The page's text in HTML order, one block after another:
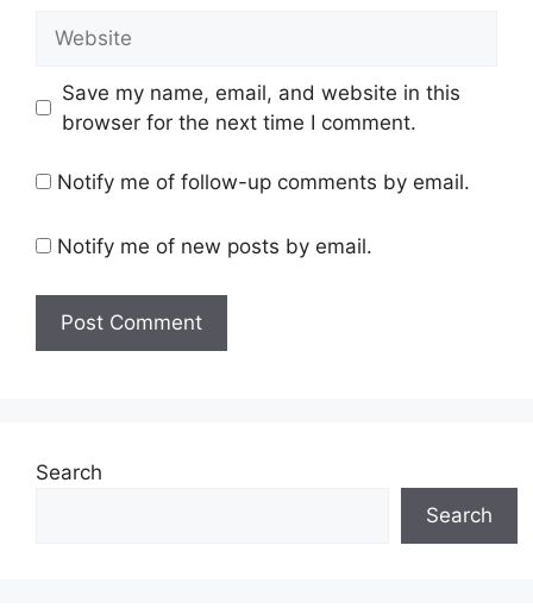
Save my name, email, and website in this
browser for the next time I comment.
Notify me of follow-up comments by email.
Notify me of new posts by email.
Search
Search